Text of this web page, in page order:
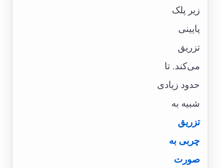
زیر پلک‌
پایینی
تزریق
می‌کند. تا
حدود زیادی
شبیه به
تزریق
چربی به
صورت